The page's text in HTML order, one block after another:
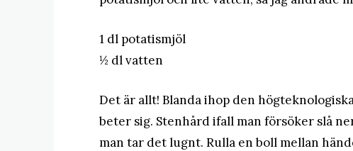
1 dl potatismjöl
½ dl vatten
Det är allt! Blanda ihop den
beter sig. Stenhård ifall man försöker slå
man tar det lugnt. Rulla en boll mellan